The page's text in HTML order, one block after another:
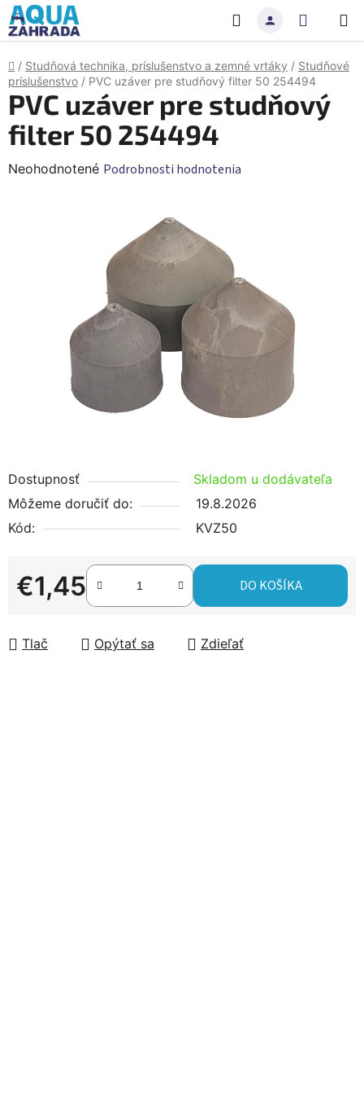
Prejsť
na
obsah
Hľadať
KOŠÍK
Domov
/ Studňová technika, príslušenstvo a zemné vrtáky / Studňové
príslušenstvo / PVC uzáver pre studňový filter 50 254494
Dostupnosť
Skladom u dodávateľa
Môžeme doručiť do:
19.8.2026
Kód:
KVZ50
€1,45
Jednotková cena:
DO KOŠÍKA
Tlač Opýtať sa Zdieľať
PVC uzáver pre studňový
filter 50 254494
Priemerné
hviezdičiek.
Neohodnotené Podrobnosti hodnotenia